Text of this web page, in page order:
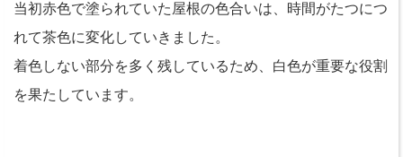
当初赤色で塗られていた屋根の色合いは、時間がたつにつ
れて茶色に変化していきました。
着色しない部分を多く残しているため、白色が重要な役割
を果たしています。